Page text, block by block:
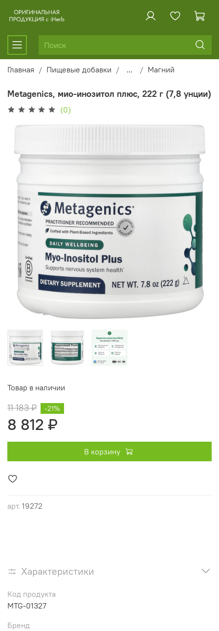
Главная Пищевые добавки ... Магний
Metagenics, мио-инозитол плюс, 222 г (7,8 унции)
(0)
арт. 19272
Товар в наличии
11 183 ₽
8 812 ₽
-21%
В корзину
Характеристики
Код продукта
MTG-01327
Бренд